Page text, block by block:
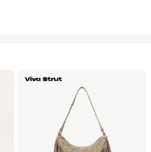
Bag, Mini Bag, Soft, With Interior
Use.